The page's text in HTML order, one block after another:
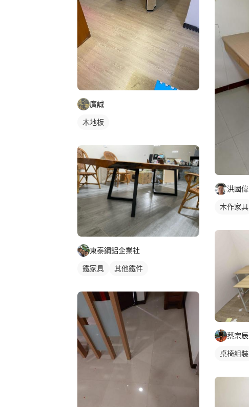
廣誠
木地板
東泰鋼鋁企業社
鐵家具 其他鐵件
洪國偉
木作家具
蔡宗辰
桌椅組裝